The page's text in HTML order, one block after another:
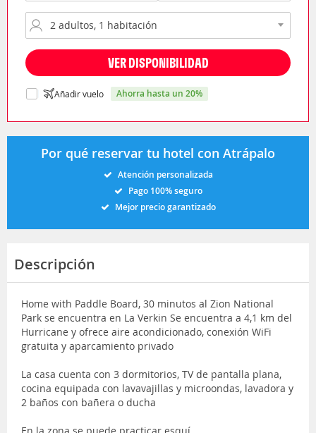
VER DISPONIBILIDAD
Añadir vuelo ahorra hasta un 20%
Por qué reservar tu hotel con Atrápalo
Atención personalizada
Pago 100% seguro
Mejor precio garantizado
Descripción
Home with Paddle Board, 30 minutos al Zion National
Park se encuentra en La Verkin Se encuentra a 4,1 km del
Hurricane y ofrece aire acondicionado, conexión WiFi
gratuita y aparcamiento privado
La casa cuenta con 3 dormitorios, TV de pantalla plana,
cocina equipada con lavavajillas y microondas, lavadora y
2 baños con bañera o ducha